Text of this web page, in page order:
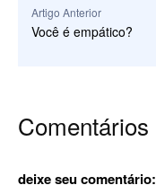
Artigo Anterior
Você é empático?
Comentários
deixe seu comentário: